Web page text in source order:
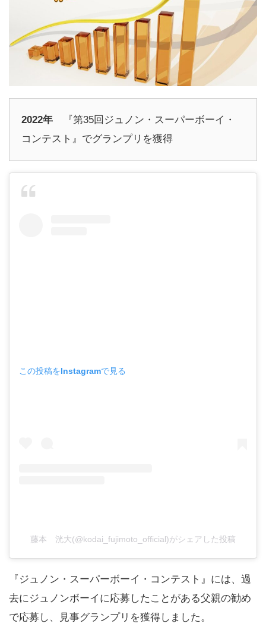
2022年 『第35回ジュノン・スーパーボーイ・
コンテスト』でグランプリを獲得
この投稿をInstagramで見る
藤本 洸大(@kodai_fujimoto_official)がシェアした投稿
『ジュノン・スーパーボーイ・コンテスト』には、過
去にジュノンボーイに応募したことがある父親の勧め
で応募し、見事グランプリを獲得しました。